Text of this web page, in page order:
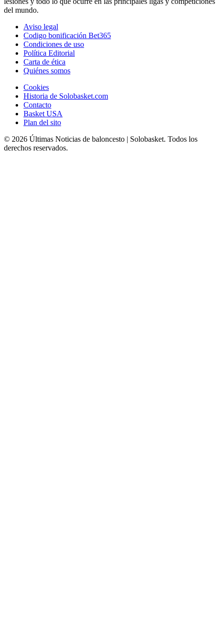
del mundo.
Aviso legal
Codigo bonificación Bet365
Condiciones de uso
Política Editorial
Carta de ética
Quiénes somos
Cookies
Historia de Solobasket.com
Contacto
Basket USA
Plan del sito
© 2026 Últimas Noticias de baloncesto | Solobasket. Todos los
derechos reservados.